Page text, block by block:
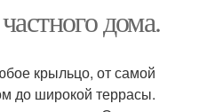
дома.
крыльцо, от самой
до широкой террасы.